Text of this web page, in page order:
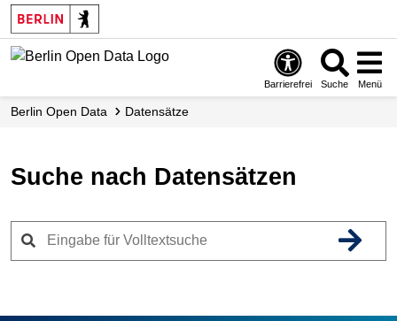
Skip
to
main
Barrierefrei Suche Menü
Berlin Open Data Datensätze
Suche nach Datensätzen